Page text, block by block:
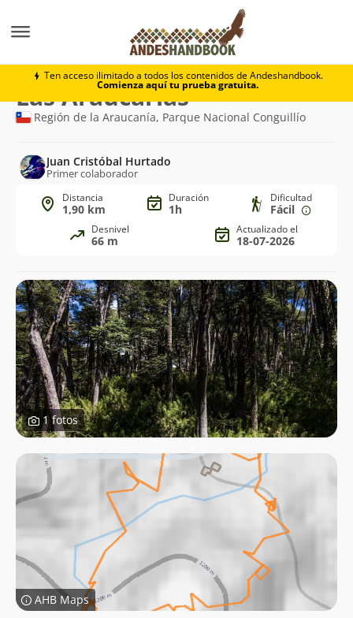
Ten acceso ilimitado a todos los contenidos de Andeshandbook.
Comienza aquí tu prueba gratuita.
Las Araucarias
Ruta
de
trekking
Las Araucarias
Región de la Araucanía, Parque Nacional Conguillío
Juan Cristóbal Hurtado
Primer colaborador
Distancia
1,90 km
Duración
1h
Dificultad
Fácil
Desnivel
66 m
Actualizado el
18-07-2026
1 fotos
AHB Maps